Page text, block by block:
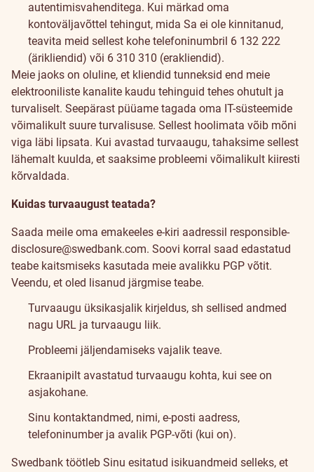
autentimisvahenditega. Kui märkad oma
kontoväljavõttel tehingut, mida Sa ei ole kinnitanud,
teavita meid sellest kohe telefoninumbril 6 132 222
(ärikliendid) või 6 310 310 (erakliendid).
Meie jaoks on oluline, et kliendid tunneksid end meie
elektrooniliste kanalite kaudu tehinguid tehes ohutult ja
turvaliselt. Seepärast püüame tagada oma IT-süsteemide
võimalikult suure turvalisuse. Sellest hoolimata võib mõni
viga läbi lipsata. Kui avastad turvaaugu, tahaksime sellest
lähemalt kuulda, et saaksime probleemi võimalikult kiiresti
kõrvaldada.
Kuidas turvaaugust teatada?
Saada meile oma emakeeles e-kiri aadressil responsible-
disclosure@swedbank.com. Soovi korral saad edastatud
teabe kaitsmiseks kasutada meie avalikku PGP võtit.
Veendu, et oled lisanud järgmise teabe.
Turvaaugu üksikasjalik kirjeldus, sh sellised andmed
nagu URL ja turvaaugu liik.
Probleemi jäljendamiseks vajalik teave.
Ekraanipilt avastatud turvaaugu kohta, kui see on
asjakohane.
Sinu kontaktandmed, nimi, e-posti aadress,
telefoninumber ja avalik PGP-võti (kui on).
Swedbank töötleb Sinu esitatud isikuandmeid selleks, et